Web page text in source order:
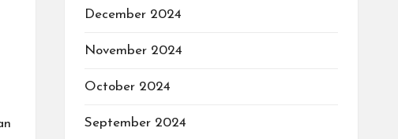
December 2024
November 2024
October 2024
September 2024